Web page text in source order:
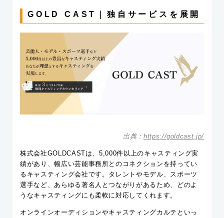
GOLD CAST｜独自サービスを展開
出典： https://goldcast.jp/
株式会社GOLDCASTは、5,000件以上のキャスティング実
績があり、幅広い芸能事務所とのコネクションを持ってい
るキャスティング会社です。タレントやモデル、スポーツ
選手など、あらゆる著名人とつながりがあるため、どのよ
うなキャスティングにも柔軟に対応してくれます。
オンラインオーディションやキャスティングカルテといっ